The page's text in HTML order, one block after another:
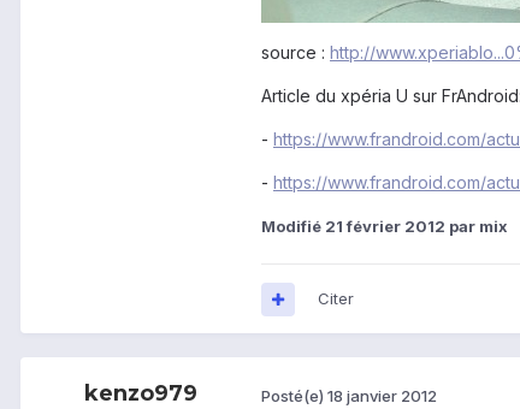
source : http://
Article du xpéria U sur FrAndroid:
- https://www.frandroid.com/
- https://www.frandroid.com/
Modifié 21 février 2012 par mix
Citer
kenzo979 Posté(e) 18 janvier 2012